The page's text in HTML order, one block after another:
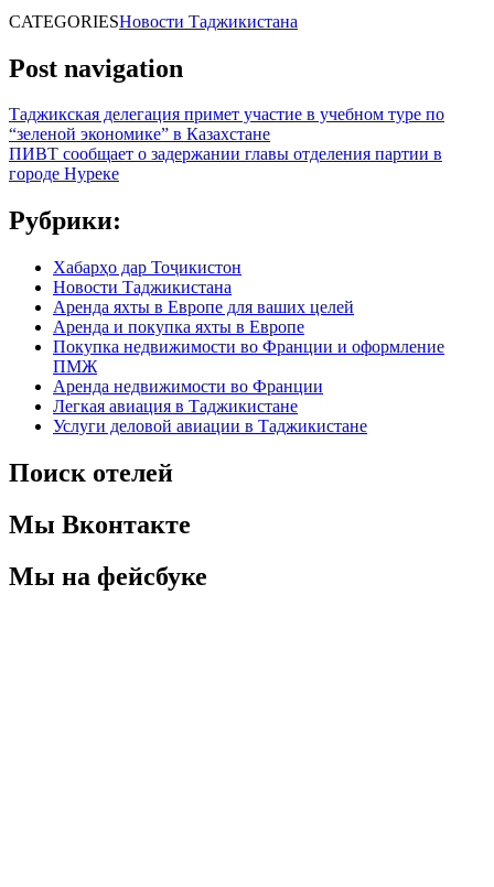
CATEGORIESНовости Таджикистана
Post navigation
Таджикская делегация примет участие в учебном туре по
“зеленой экономике” в Казахстане
ПИВТ сообщает о задержании главы отделения партии в
городе Нуреке
Рубрики:
Хабарҳо дар Тоҷикистон
Новости Таджикистана
Аренда яхты в Европе для ваших целей
Аренда и покупка яхты в Европе
Покупка недвижимости во Франции и оформление
ПМЖ
Аренда недвижимости во Франции
Легкая авиация в Таджикистане
Услуги деловой авиации в Таджикистане
Поиск отелей
Мы Вконтакте
Мы на фейсбуке